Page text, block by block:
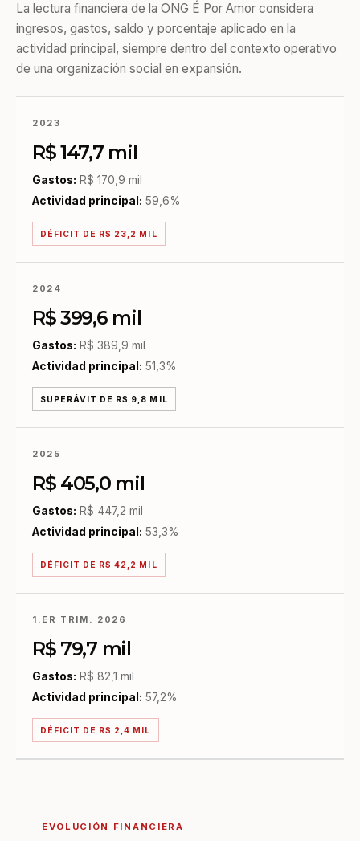
La lectura financiera de la ONG É Por Amor considera
ingresos, gastos, saldo y porcentaje aplicado en la
actividad principal, siempre dentro del contexto operativo
de una organización social en expansión.
2023
R$ 147,7 mil
Gastos: R$ 170,9 mil
Actividad principal: 59,6%
DÉFICIT DE R$ 23,2 MIL
2024
R$ 399,6 mil
Gastos: R$ 389,9 mil
Actividad principal: 51,3%
SUPERÁVIT DE R$ 9,8 MIL
2025
R$ 405,0 mil
Gastos: R$ 447,2 mil
Actividad principal: 53,3%
DÉFICIT DE R$ 42,2 MIL
1.ER TRIM. 2026
R$ 79,7 mil
Gastos: R$ 82,1 mil
Actividad principal: 57,2%
DÉFICIT DE R$ 2,4 MIL
EVOLUCIÓN FINANCIERA